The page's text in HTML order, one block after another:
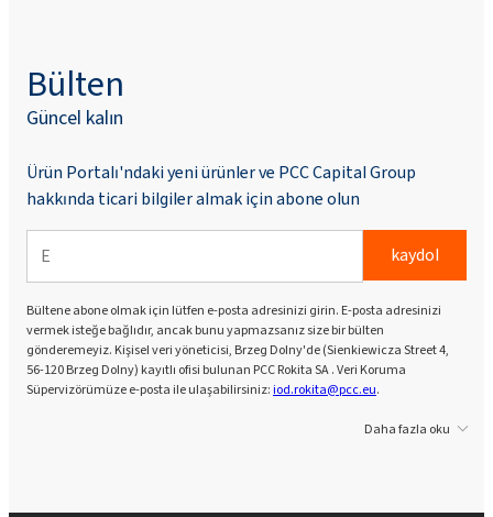
Bülten
Güncel kalın
Ürün Portalı'ndaki yeni ürünler ve PCC Capital Group
hakkında ticari bilgiler almak için abone olun
kaydol
Bültene abone olmak için lütfen e-posta adresinizi girin. E-posta adresinizi
vermek isteğe bağlıdır, ancak bunu yapmazsanız size bir bülten
gönderemeyiz. Kişisel veri yöneticisi, Brzeg Dolny'de (Sienkiewicza Street 4,
56-120 Brzeg Dolny) kayıtlı ofisi bulunan PCC Rokita SA . Veri Koruma
Süpervizörümüze e-posta ile ulaşabilirsiniz:iod.rokita@pcc.eu.
Daha fazla oku